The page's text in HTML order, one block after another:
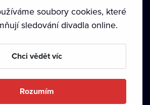
• Ochrana soukromí • Zásady používání
• Autorská práva•
soubory cookies, které
sledování divadla online.
Chci vědět víc
Rozumím